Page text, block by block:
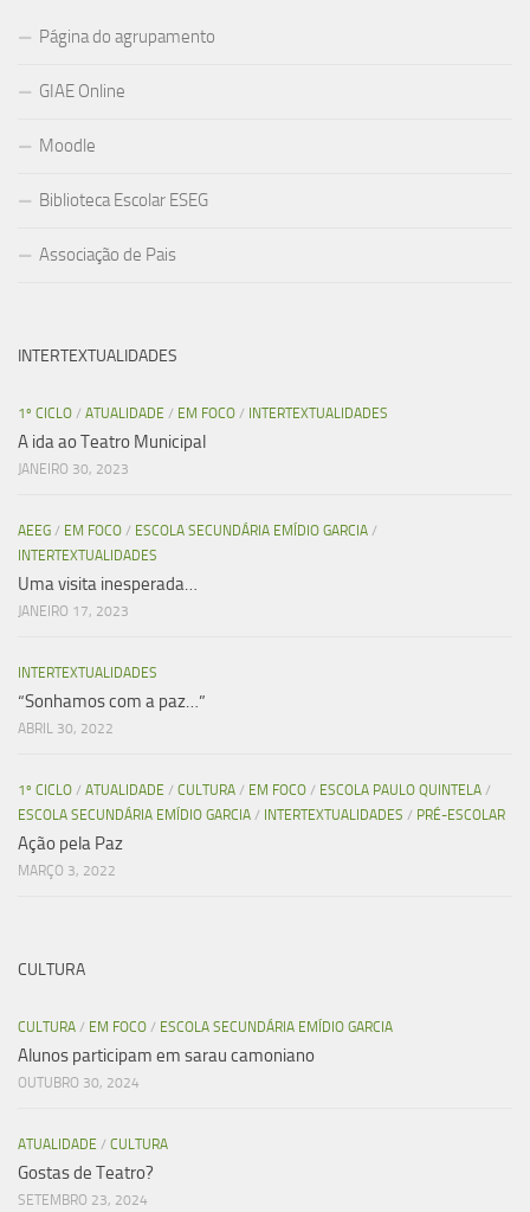
Página do agrupamento
GIAE Online
Moodle
Biblioteca Escolar ESEG
Associação de Pais
INTERTEXTUALIDADES
1º CICLO / ATUALIDADE / EM FOCO / INTERTEXTUALIDADES
A ida ao Teatro Municipal
JANEIRO 30, 2023
AEEG / EM FOCO / ESCOLA SECUNDÁRIA EMÍDIO GARCIA /
INTERTEXTUALIDADES
Uma visita inesperada…
JANEIRO 17, 2023
INTERTEXTUALIDADES
“Sonhamos com a paz…”
ABRIL 30, 2022
1º CICLO / ATUALIDADE / CULTURA / EM FOCO / ESCOLA PAULO QUINTELA /
ESCOLA SECUNDÁRIA EMÍDIO GARCIA / INTERTEXTUALIDADES / PRÉ-ESCOLAR
Ação pela Paz
MARÇO 3, 2022
CULTURA
CULTURA / EM FOCO / ESCOLA SECUNDÁRIA EMÍDIO GARCIA
Alunos participam em sarau camoniano
OUTUBRO 30, 2024
ATUALIDADE / CULTURA
Gostas de Teatro?
SETEMBRO 23, 2024